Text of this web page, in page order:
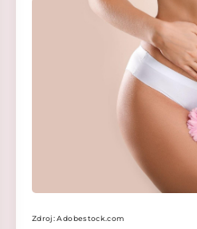
Zdroj: Adobestock.com